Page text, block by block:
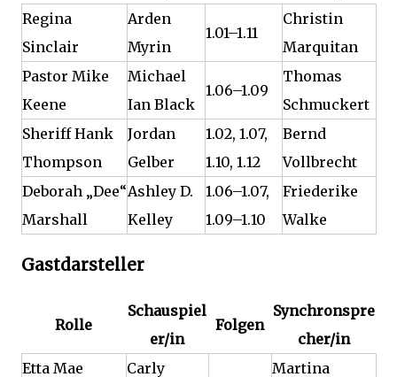
Regina
Sinclair
Arden
Myrin
1.01–1.11
Christin
Marquitan
Pastor Mike
Keene
Michael
Ian Black
1.06–1.09
Thomas
Schmuckert
Sheriff Hank
Thompson
Jordan
Gelber
1.02, 1.07,
1.10, 1.12
Bernd
Vollbrecht
Deborah „Dee“
Marshall
Ashley D.
Kelley
1.06–1.07,
1.09–1.10
Friederike
Walke
Gastdarsteller
Rolle
Schauspiel
er/in
Folgen
Synchronspre
cher/in
Etta Mae
Carly
Martina